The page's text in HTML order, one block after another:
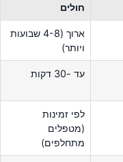
חולים
ארוך (4-8 שבועות
ויותר)
עד -30 דקות
לפי זמינות
(מטפלים
מתחלפים)